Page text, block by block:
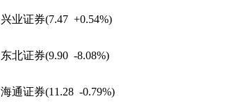
兴业证券(7.47 +0.54%)
东北证券(9.90 -8.08%)
海通证券(11.28 -0.79%)